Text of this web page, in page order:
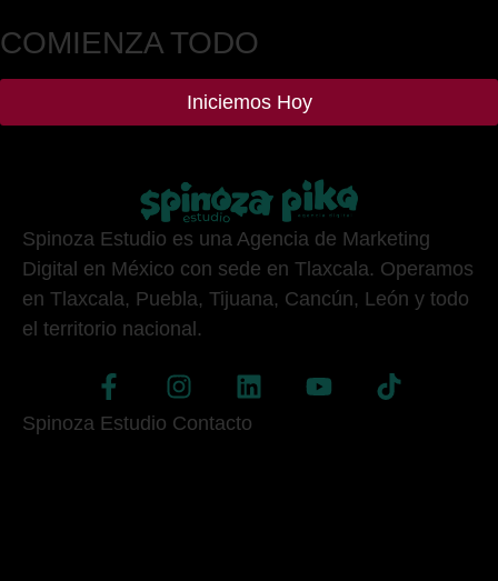
COMIENZA TODO
Iniciemos Hoy
Spinoza Estudio es una Agencia de Marketing
Digital en México con sede en Tlaxcala. Operamos
en Tlaxcala, Puebla, Tijuana, Cancún, León y todo
el territorio nacional.
Spinoza Estudio Contacto